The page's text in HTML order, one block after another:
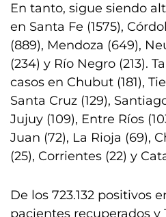
En tanto, sigue siendo
en Santa Fe (1575),
(889), Mendoza (649),
(234) y Río Negro (213).
casos en Chubut (181),
Santa Cruz (129),
Jujuy (109), Entre Ríos
Juan (72), La Rioja (69),
(25), Corrientes (22) y
De los 723.132 positivos
pacientes recuperados y